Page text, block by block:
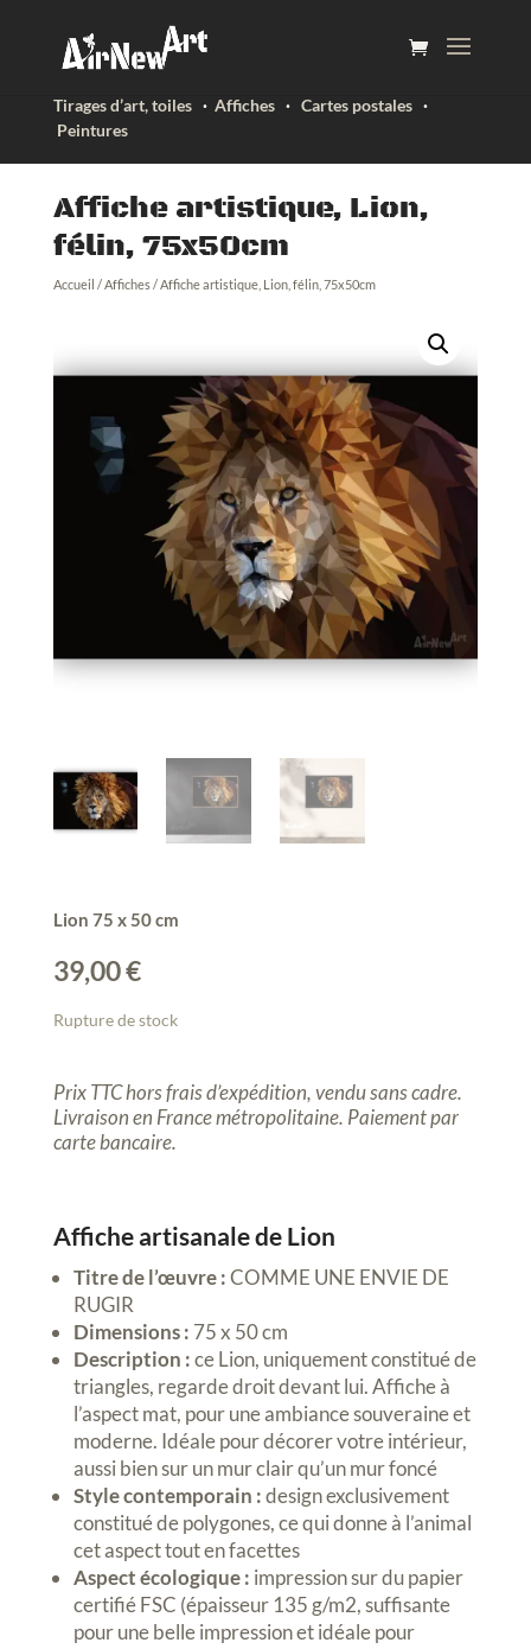
Tirages d’art, toiles· Affiches· Cartes postales·
Peintures
Affiche artistique, Lion,
félin, 75x50cm
Accueil /Affiches/ Affiche artistique, Lion, félin, 75x50cm
Lion 75 x 50 cm
39,00€
Rupture de stock
Prix TTC hors frais d’expédition, vendu sans cadre.
Livraison en France métropolitaine. Paiement par
carte bancaire.
Affiche artisanale de Lion
Titre de l’œuvre :COMME UNE ENVIE DE
RUGIR
Dimensions : 75 x 50 cm
Description :ce Lion, uniquement constitué de
triangles, regarde droit devant lui. Affiche à
l’aspect mat, pour une ambiance souveraine et
moderne. Idéale pour décorer votre intérieur,
aussi bien sur un mur clair qu’un mur foncé
Style contemporain :design exclusivement
constitué de polygones, ce qui donne à l’animal
cet aspect tout en facettes
Aspect écologique : impression sur du papier
certifié FSC (épaisseur 135 g/m2, suffisante
pour une belle impression et idéale pour